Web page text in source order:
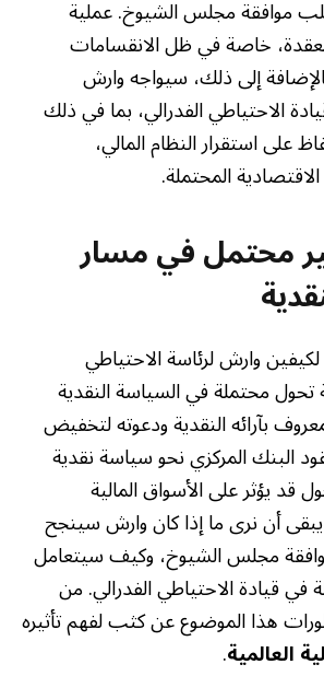
موافقة مجلس الشيوخ. عملية
خاصة في ظل الانقسامات
إلى ذلك، سيواجه وارش
الاحتياطي الفدرالي، بما في ذلك
على استقرار النظام المالي،
المحتملة.
محتمل في مسار
وارش لرئاسة الاحتياطي
تحول محتملة في السياسة النقدية
بآرائه النقدية ودعوته لتخفيض
البنك المركزي نحو سياسة نقدية
قد يؤثر على الأسواق المالية
يبقى أن نرى ما إذا كان وارش سينجح
مجلس الشيوخ، وكيف سيتعامل
في قيادة الاحتياطي الفدرالي. من
هذا الموضوع عن كثب لفهم تأثيره
العالمية.